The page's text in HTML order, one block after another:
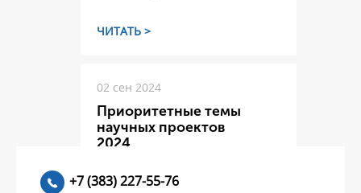
ЧИТАТЬ >
02 сен 2024
Приоритетные темы
научных проектов
2024
ЧИТАТЬ >
+7 (383) 227-55-76